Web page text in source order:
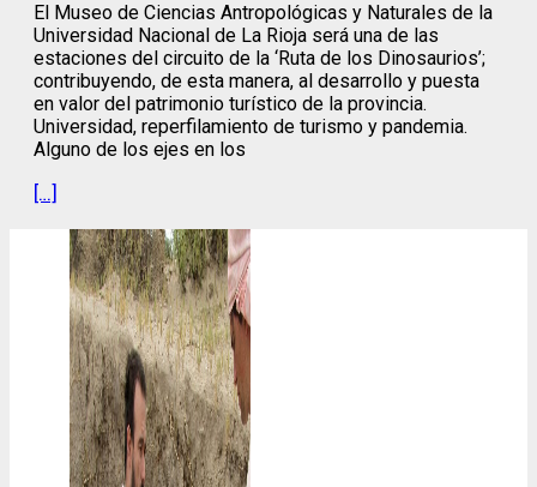
El Museo de Ciencias Antropológicas y Naturales de la
Universidad Nacional de La Rioja será una de las
estaciones del circuito de la ‘Ruta de los Dinosaurios’;
contribuyendo, de esta manera, al desarrollo y puesta
en valor del patrimonio turístico de la provincia.
Universidad, reperfilamiento de turismo y pandemia.
Alguno de los ejes en los
[…]